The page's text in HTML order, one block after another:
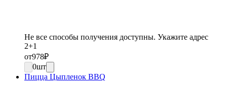
Не все способы получения доступны. Укажите адрес
2+1
от978₽
0шт
Пицца Цыпленок BBQ